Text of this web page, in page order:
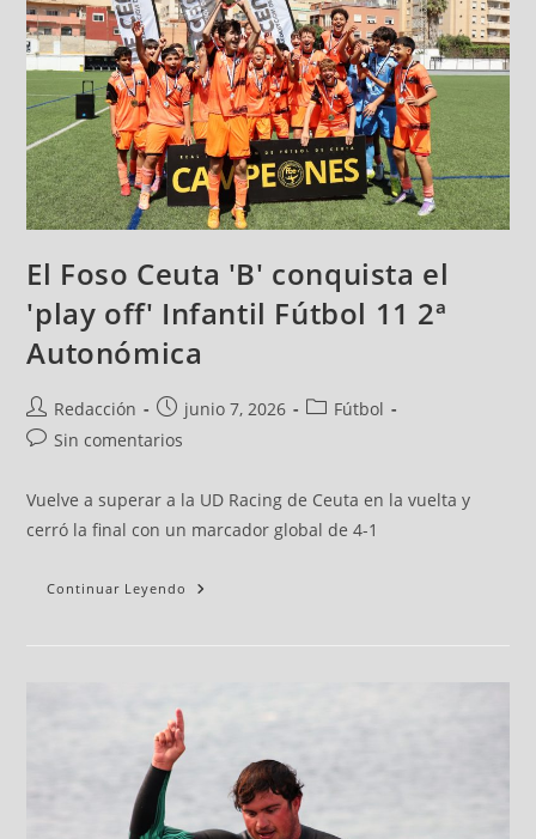
El Foso Ceuta 'B' conquista el
'play off' Infantil Fútbol 11 2ª
Autonómica
Redacción junio 7, 2026
Fútbol
Sin comentarios
Vuelve a superar a la UD Racing de Ceuta en la vuelta y
cerró la final con un marcador global de 4-1
Continuar Leyendo